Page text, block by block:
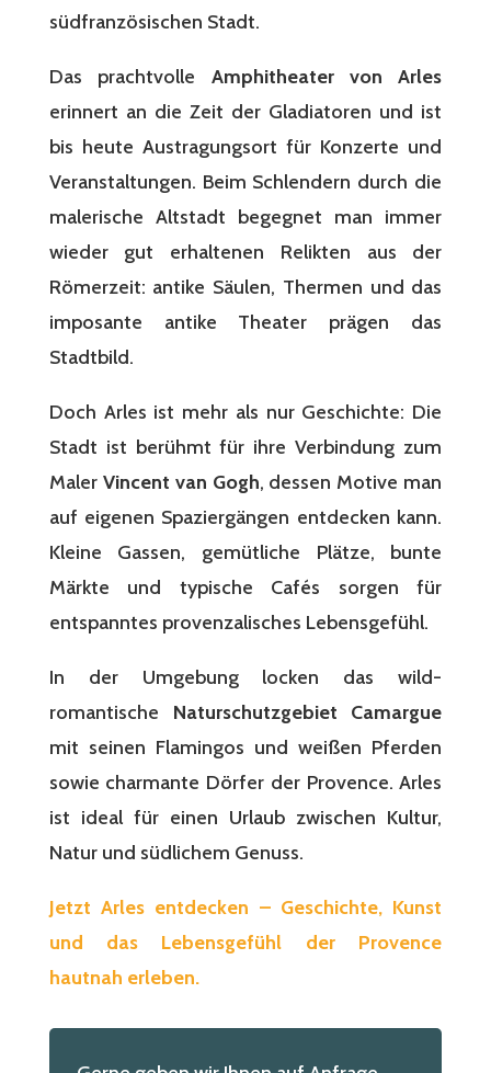
südfranzösischen Stadt.
Das prachtvolle Amphitheater von Arles
erinnert an die Zeit der Gladiatoren und ist
bis heute Austragungsort für Konzerte und
Veranstaltungen. Beim Schlendern durch die
malerische Altstadt begegnet man immer
wieder gut erhaltenen Relikten aus der
Römerzeit: antike Säulen, Thermen und das
imposante antike Theater prägen das
Stadtbild.
Doch Arles ist mehr als nur Geschichte: Die
Stadt ist berühmt für ihre Verbindung zum
Maler Vincent van Gogh, dessen Motive man
auf eigenen Spaziergängen entdecken kann.
Kleine Gassen, gemütliche Plätze, bunte
Märkte und typische Cafés sorgen für
entspanntes provenzalisches Lebensgefühl.
In der Umgebung locken das wild-
romantische Naturschutzgebiet Camargue
mit seinen Flamingos und weißen Pferden
sowie charmante Dörfer der Provence. Arles
ist ideal für einen Urlaub zwischen Kultur,
Natur und südlichem Genuss.
Jetzt Arles entdecken – Geschichte, Kunst
und das Lebensgefühl der Provence
hautnah erleben.